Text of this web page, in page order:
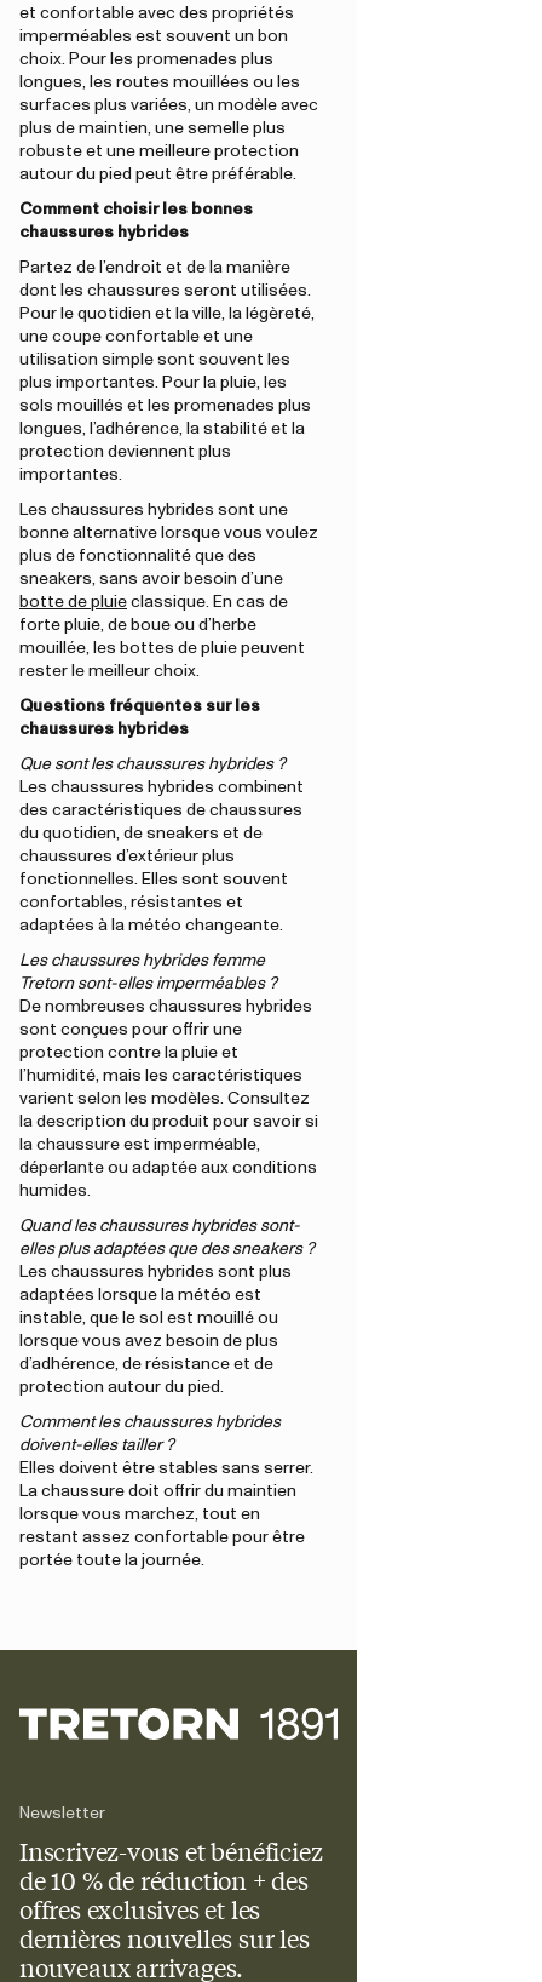
et confortable avec des propriétés
imperméables est souvent un bon
choix. Pour les promenades plus
longues, les routes mouillées ou les
surfaces plus variées, un modèle avec
plus de maintien, une semelle plus
robuste et une meilleure protection
autour du pied peut être préférable.
Comment choisir les bonnes
chaussures hybrides
Partez de l’endroit et de la manière
dont les chaussures seront utilisées.
Pour le quotidien et la ville, la légèreté,
une coupe confortable et une
utilisation simple sont souvent les
plus importantes. Pour la pluie, les
sols mouillés et les promenades plus
longues, l’adhérence, la stabilité et la
protection deviennent plus
importantes.
Les chaussures hybrides sont une
bonne alternative lorsque vous voulez
plus de fonctionnalité que des
sneakers, sans avoir besoin d’une
botte de pluie classique. En cas de
forte pluie, de boue ou d’herbe
mouillée, les bottes de pluie peuvent
rester le meilleur choix.
Questions fréquentes sur les
chaussures hybrides
Que sont les chaussures hybrides ?
Les chaussures hybrides combinent
des caractéristiques de chaussures
du quotidien, de sneakers et de
chaussures d’extérieur plus
fonctionnelles. Elles sont souvent
confortables, résistantes et
adaptées à la météo changeante.
Les chaussures hybrides femme
Tretorn sont-elles imperméables ?
De nombreuses chaussures hybrides
sont conçues pour offrir une
protection contre la pluie et
l’humidité, mais les caractéristiques
varient selon les modèles. Consultez
la description du produit pour savoir si
la chaussure est imperméable,
déperlante ou adaptée aux conditions
humides.
Quand les chaussures hybrides sont-
elles plus adaptées que des sneakers ?
Les chaussures hybrides sont plus
adaptées lorsque la météo est
instable, que le sol est mouillé ou
lorsque vous avez besoin de plus
d’adhérence, de résistance et de
protection autour du pied.
Comment les chaussures hybrides
doivent-elles tailler ?
Elles doivent être stables sans serrer.
La chaussure doit offrir du maintien
lorsque vous marchez, tout en
restant assez confortable pour être
portée toute la journée.
Newsletter
Inscrivez-vous et bénéficiez
de 10 % de réduction + des
offres exclusives et les
dernières nouvelles sur les
nouveaux arrivages.